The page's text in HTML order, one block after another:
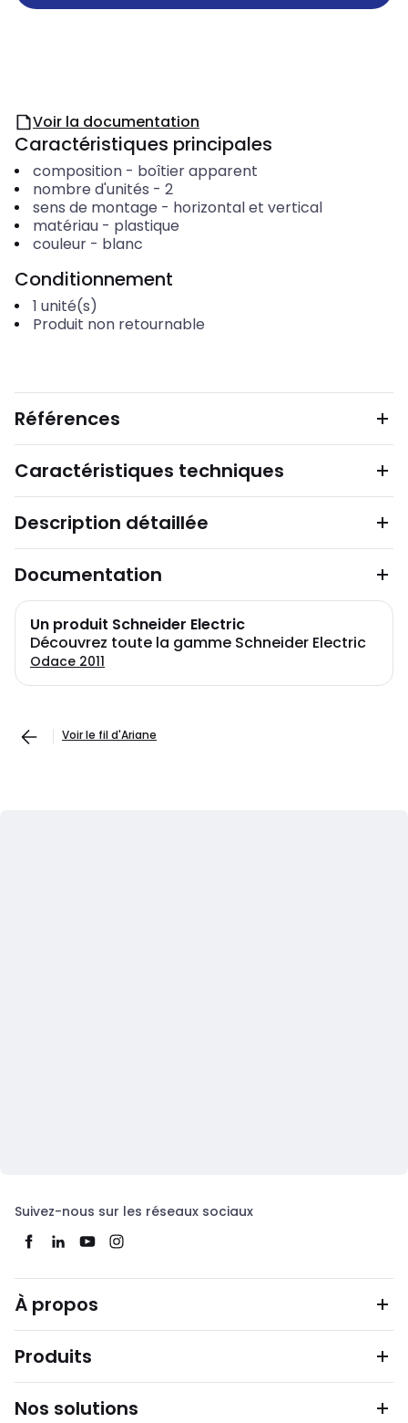
Voir la documentation
Caractéristiques principales
composition- boîtier apparent
nombre d'unités - 2
sens de montage - horizontal et vertical
matériau- plastique
couleur- blanc
Conditionnement
1 unité(s)
Produit non retournable
Références
Caractéristiques techniques
Description détaillée
Documentation
Un produit Schneider Electric
Découvrez toute la gamme Schneider Electric
Odace 2011
Voir le fil d'Ariane
Suivez-nous sur les réseaux sociaux
À propos
Produits
Nos solutions